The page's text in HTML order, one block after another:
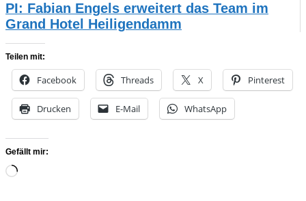
PI: Fabian Engels erweitert das Team im
Grand Hotel Heiligendamm
Teilen mit:
Facebook Threads X Pinterest
Drucken E-Mail WhatsApp
Gefällt mir:
Wird